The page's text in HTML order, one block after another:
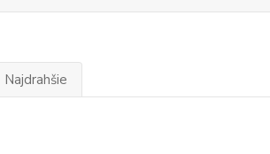
Najdrahšie